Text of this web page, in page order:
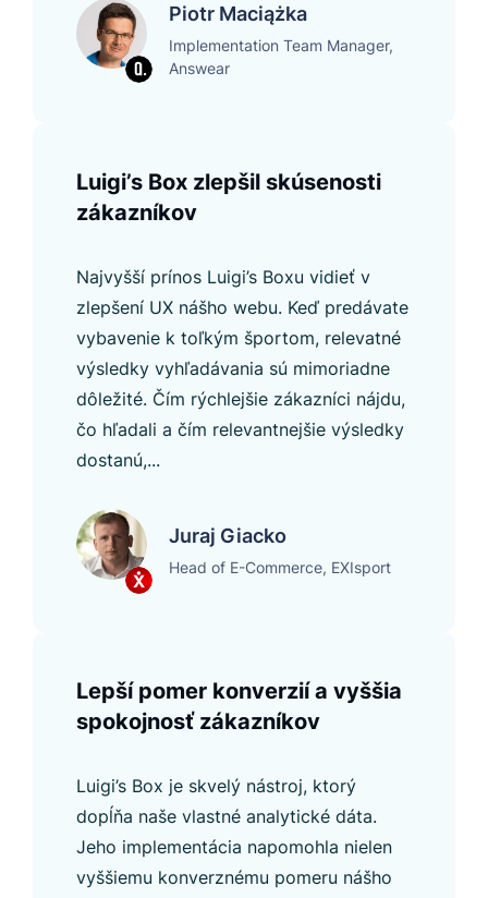
Piotr Maciążka
Implementation Team Manager,
Answear
Luigi’s Box zlepšil skúsenosti
zákazníkov
Najvyšší prínos Luigi’s Boxu vidieť v
zlepšení UX nášho webu. Keď predávate
vybavenie k toľkým športom, relevatné
výsledky vyhľadávania sú mimoriadne
dôležité. Čím rýchlejšie zákazníci nájdu,
čo hľadali a čím relevantnejšie výsledky
dostanú,...
Juraj Giacko
Head of E-Commerce, EXIsport
Lepší pomer konverzií a vyššia
spokojnosť zákazníkov
Luigi’s Box je skvelý nástroj, ktorý
dopĺňa naše vlastné analytické dáta.
Jeho implementácia napomohla nielen
vyššiemu konverznému pomeru nášho